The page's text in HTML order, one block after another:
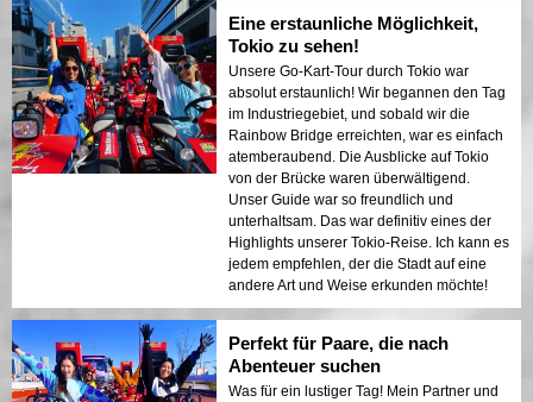
Eine erstaunliche Möglichkeit,
Tokio zu sehen!
Unsere Go-Kart-Tour durch Tokio war
absolut erstaunlich! Wir begannen den Tag
im Industriegebiet, und sobald wir die
Rainbow Bridge erreichten, war es einfach
atemberaubend. Die Ausblicke auf Tokio
von der Brücke waren überwältigend.
Unser Guide war so freundlich und
unterhaltsam. Das war definitiv eines der
Highlights unserer Tokio-Reise. Ich kann es
jedem empfehlen, der die Stadt auf eine
andere Art und Weise erkunden möchte!
Perfekt für Paare, die nach
Abenteuer suchen
Was für ein lustiger Tag! Mein Partner und